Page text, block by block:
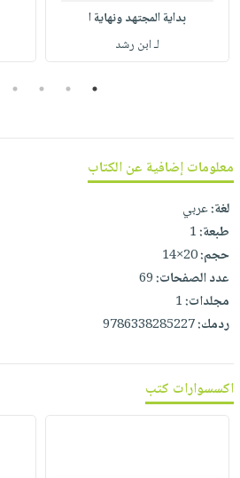
صابون
مناسبات
فيديوهات
يتكرر
نيل
وفرات
كتابك
تواصل
معنا
بداية المجتهد ونهاية ا
لـ ابن رشد
1
2
3
4
معلومات إضافية عن الكتاب
لغة:عربي
طبعة:1
حجم:20×14
عدد الصفحات:69
مجلدات:1
ردمك:9786338285227
اكسسوارات كتب